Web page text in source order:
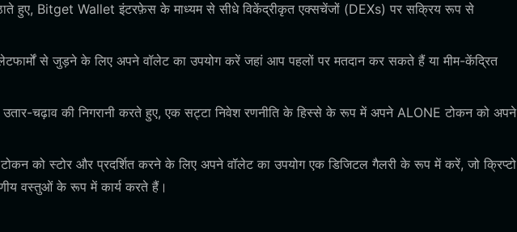
हुए, Bitget Wallet इंटरफ़ेस के माध्यम से सीधे विकेंद्रीकृत एक्सचेंजों (DEXs) पर सक्रिय रूप से
से जुड़ने के लिए अपने वॉलेट का उपयोग करें जहां आप पहलों पर मतदान कर सकते हैं या मीम-केंद्रित
उतार-चढ़ाव की निगरानी करते हुए, एक सट्टा निवेश रणनीति के हिस्से के रूप में अपने ALONE टोकन को अपने
को स्टोर और प्रदर्शित करने के लिए अपने वॉलेट का उपयोग एक डिजिटल गैलरी के रूप में करें, जो क्रिप्टो
वस्तुओं के रूप में कार्य करते हैं।